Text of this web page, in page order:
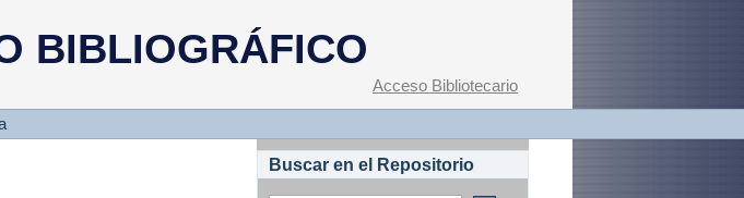
BIBLIOGRÁFICO
Acceso Bibliotecario
Buscar en el Repositorio